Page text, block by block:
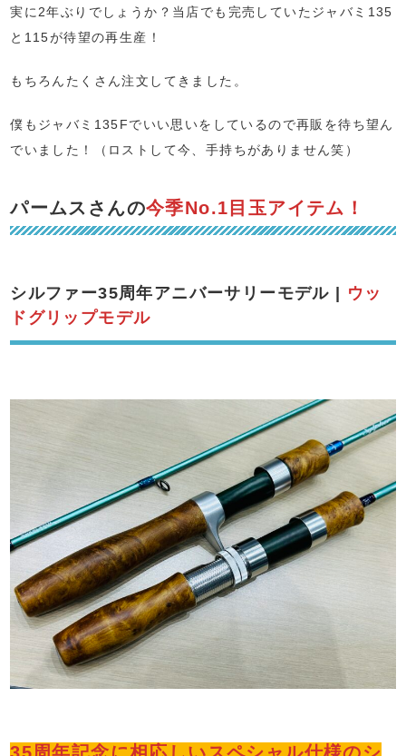
実に2年ぶりでしょうか？当店でも完売していたジャバミ135
と115が待望の再生産！
もちろんたくさん注文してきました。
僕もジャバミ135Fでいい思いをしているので再販を待ち望ん
でいました！（ロストして今、手持ちがありません笑）
パームスさんの今季No.1目玉アイテム！
シルファー35周年アニバーサリーモデル | ウッ
ドグリップモデル